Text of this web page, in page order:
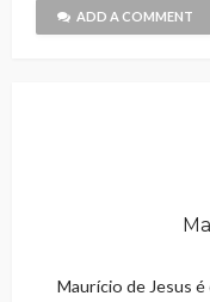
ADD A COMMENT
Maurício de Jesus